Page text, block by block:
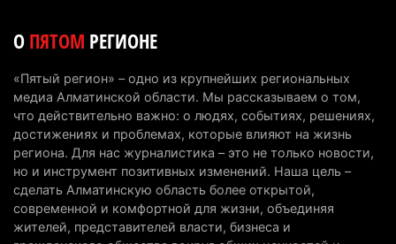
В Алматинской области отменили приговор за
последнее слово
6 августа 2026 г. 17:04 160
Проезд по БАКАД резко подорожал: в
Алматинской области начали действовать новые
тарифы
6 августа 2026 г. 14:36
ОПЯТОМ РЕГИОНЕ
«Пятый регион» – одно из крупнейших региональных
медиа Алматинской области. Мы рассказываем о том,
что действительно важно: о людях, событиях, решениях,
достижениях и проблемах, которые влияют на жизнь
региона. Для нас журналистика – это не только новости,
но и инструмент позитивных изменений. Наша цель –
сделать Алматинскую область более открытой,
современной и комфортной для жизни, объединяя
жителей, представителей власти, бизнеса и